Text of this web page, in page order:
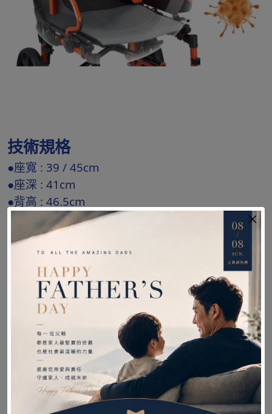
技術規格
●座寬 : 39 / 45cm
●座深 : 41cm
●背高 : 46.5cm
●前座高 : 45cm
●扶手高度 : 24 / 26 / 28cm
●踏板長度 : 30 - 42cm (共9段)
●前輪尺寸 : 6” PU
●後輪尺寸 : 12” TPR
●車體全寬 : 60cm
●車體全高 : 89cm
●收合寬度 : 28cm
●全車重 : 13.84kg
●最大荷重 : 100kg
衛署醫器製壹字第 000936 號